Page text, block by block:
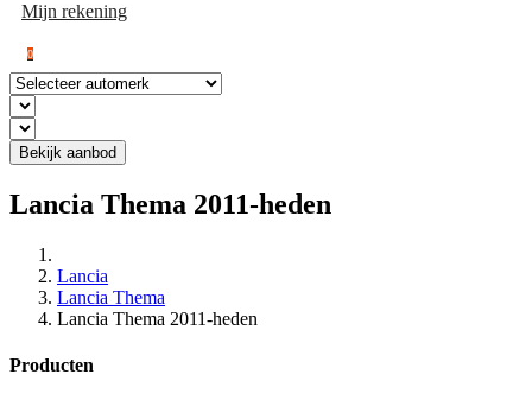
Mijn rekening
0
Bekijk aanbod
Lancia Thema 2011-heden
Lancia
Lancia Thema
Lancia Thema 2011-heden
Producten